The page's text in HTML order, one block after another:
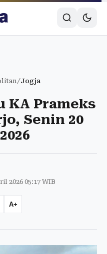
/Jogja
KA Prameks
Senin 20
2026 05:17 WIB
A+